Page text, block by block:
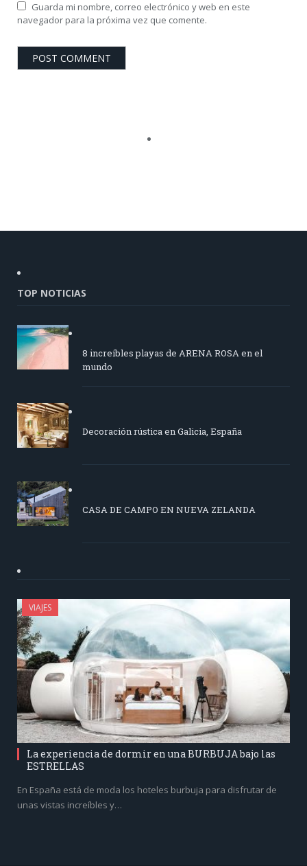
Guarda mi nombre, correo electrónico y web en este
navegador para la próxima vez que comente.
TOP NOTICIAS
8 increíbles playas de ARENA ROSA en el
mundo
Decoración rústica en Galicia, España
CASA DE CAMPO EN NUEVA ZELANDA
VIAJES
La experiencia de dormir en una BURBUJA bajo las
ESTRELLAS
En España está de moda los hoteles burbuja para disfrutar de
unas vistas increíbles y…